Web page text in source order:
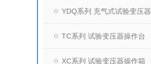
YDQ系列 充气式试验变压器
TC系列 试验变压器操作台
XC系列 试验变压器操作箱